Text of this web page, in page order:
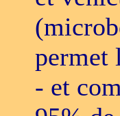
permet
- et